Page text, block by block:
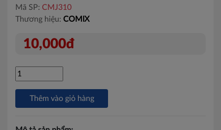
Mã SP: CMJ310
Thương hiệu: COMIX
10,000đ
Thêm vào giỏ hàng